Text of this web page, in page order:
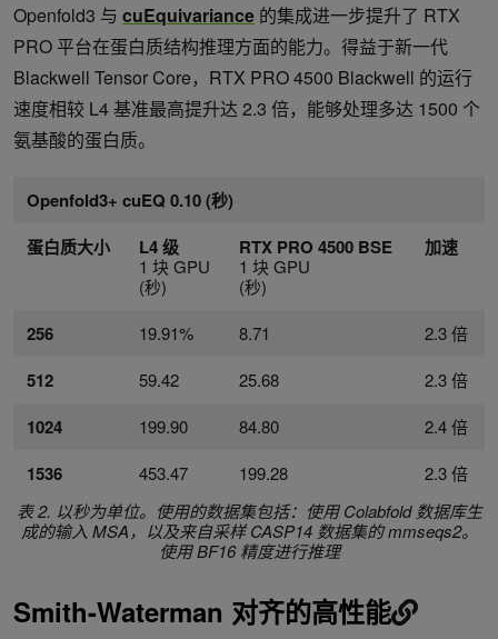
Openfold3 与 cuEquivariance 的集成进一步提升了 RTX
PRO 平台在蛋白质结构推理方面的能力。得益于新一代
Blackwell Tensor Core，RTX PRO 4500 Blackwell 的运行
速度相较 L4 基准最高提升达 2.3 倍，能够处理多达 1500 个
氨基酸的蛋白质。
Openfold3+ cuEQ 0.10 (秒)
蛋白质大小
L4 级
1 块 GPU
(秒)
RTX PRO 4500 BSE
1 块 GPU
(秒)
加速
256 19.91% 8.71 2.3 倍
512 59.42 25.68 2.3 倍
1024 199.90 84.80 2.4 倍
1536 453.47 199.28
2.3 倍
表 2. 以秒为单位。使用的数据集包括：使用 Colabfold 数据库生
成的输入 MSA，以及来自采样 CASP14 数据集的 mmseqs2。
使用 BF16 精度进行推理
Smith-Waterman 对齐的高性能